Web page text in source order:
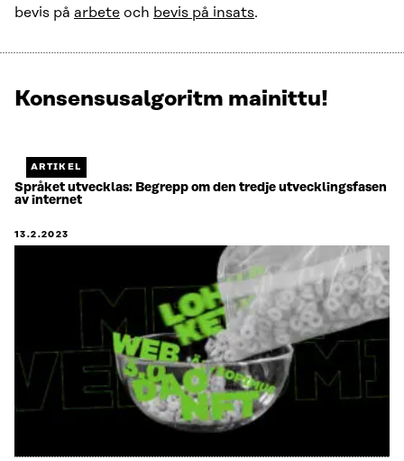
bevis på arbete och bevis på insats.
Konsensusalgoritm mainittu!
ARTIKEL
Språket utvecklas: Begrepp om den tredje utvecklingsfasen
av internet
13.2.2023
Näytetään
Jäljellä
0.